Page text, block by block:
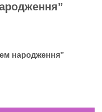
народження”